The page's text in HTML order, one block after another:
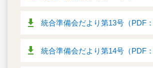
統合準備会だより第13号（PDF：
統合準備会だより第14号（PDF：